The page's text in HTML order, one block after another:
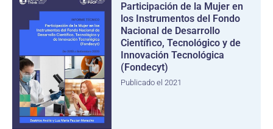
Participación de la Mujer en
los Instrumentos del Fondo
Nacional de Desarrollo
Científico, Tecnológico y de
Innovación Tecnológica
(Fondecyt)
Publicado el 2021